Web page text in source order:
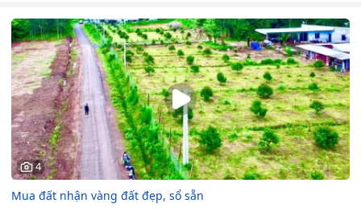
4
Mua đất nhận vàng đất đẹp, sổ sẵn